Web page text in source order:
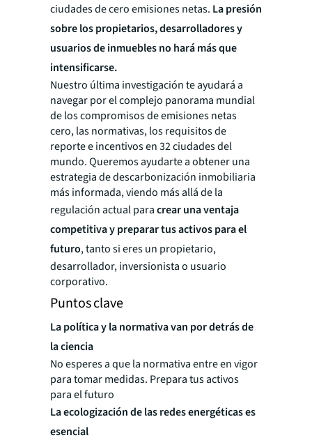
ciudades de cero emisiones netas. La presión
sobre los propietarios, desarrolladores y
usuarios de inmuebles no hará más que
intensificarse.
Nuestro última investigación te ayudará a
navegar por el complejo panorama mundial
de los compromisos de emisiones netas
cero, las normativas, los requisitos de
reporte e incentivos en 32 ciudades del
mundo. Queremos ayudarte a obtener una
estrategia de descarbonización inmobiliaria
más informada, viendo más allá de la
regulación actual paracrear una ventaja
competitiva y preparar tus activos para el
futuro, tanto si eres un propietario,
desarrollador, inversionista o usuario
corporativo.
Puntos clave
La política y la normativa van por detrás de
la ciencia
No esperes a que la normativa entre en vigor
para tomar medidas. Prepara tus activos
para el futuro
La ecologización de las redes energéticas es
esencial